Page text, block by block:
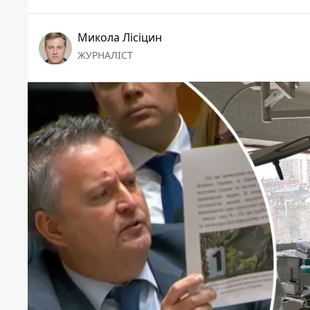
Микола Лісіцин
ЖУРНАЛІСТ